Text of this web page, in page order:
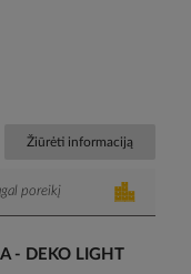
Žiūrėti informaciją
poreikį
- DEKO LIGHT